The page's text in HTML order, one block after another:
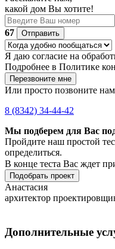
какой дом Вы хотите!
67
Отправить
Я даю согласие на
Подробнее в Политике
Перезвоните мне
Или просто позвоните
8 (8342) 34-44-42
Мы подберем для Вас
Пройдите наш простой
определиться.
В конце теста Вас ждет
Подобрать проект
Анастасия
архитектор
Дополнительные